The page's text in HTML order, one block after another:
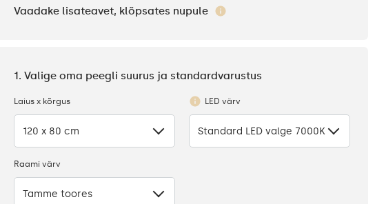
Vaadake lisateavet, klõpsates nupule
1. Valige oma peegli suurus ja standardvarustus
Laius x kõrgus
120 x 80 cm
LED värv
Standard LED valge 7000K
Raami värv
Tamme toores